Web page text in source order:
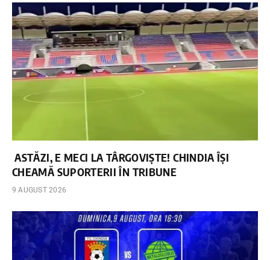
ASTĂZI, E MECI LA TÂRGOVIȘTE! CHINDIA ÎȘI
CHEAMĂ SUPORTERII ÎN TRIBUNE
9 AUGUST 2026